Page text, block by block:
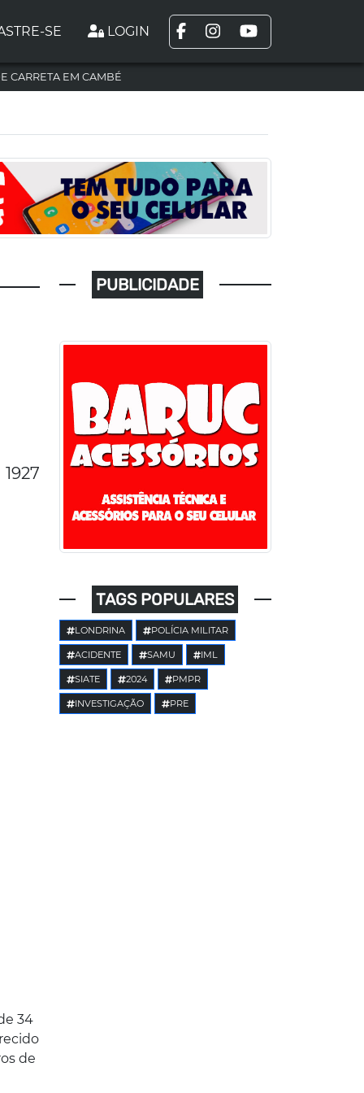
SE LOGIN
CARRETA EM CAMBÉ
1927
34
de
PUBLICIDADE
TAGS POPULARES
LONDRINA POLÍCIA MILITAR
ACIDENTE SAMU IML
SIATE 2024 PMPR
INVESTIGAÇÃO PRE